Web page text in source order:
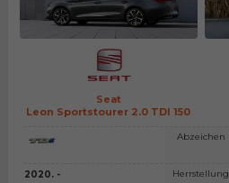
Seat
Leon Sportstourer 2.0 TDI 150
2020. -
Abzeichen
Herrstellung